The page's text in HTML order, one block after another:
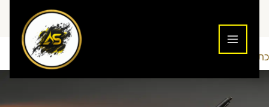
כתיבת תגובה Addiction To Success